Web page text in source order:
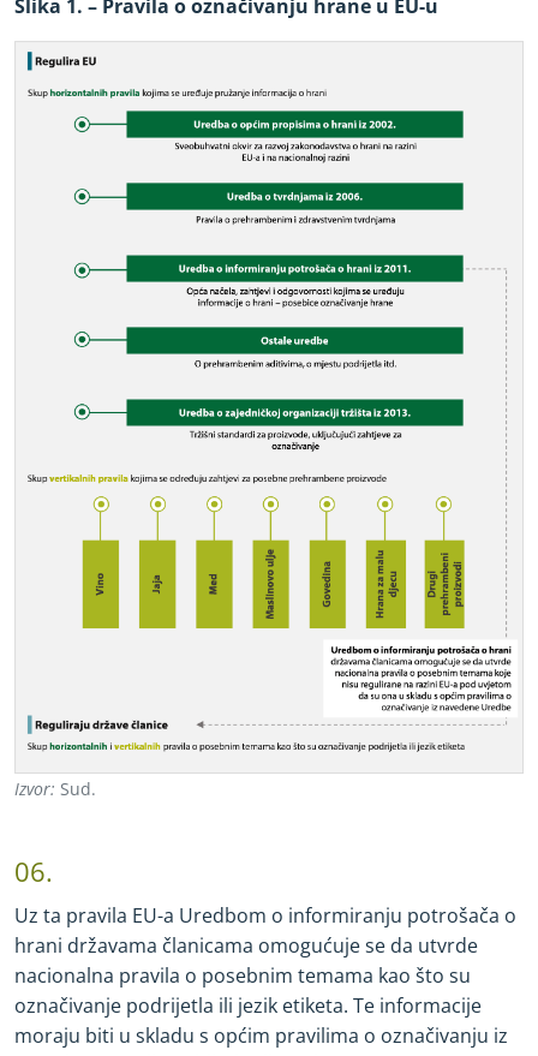
Slika 1. – Pravila o označivanju hrane u EU-u
Izvor: Sud.
06.
Uz ta pravila EU-a Uredbom o informiranju potrošača o
hrani državama članicama omogućuje se da utvrde
nacionalna pravila o posebnim temama kao što su
označivanje podrijetla ili jezik etiketa. Te informacije
moraju biti u skladu s općim pravilima o označivanju iz